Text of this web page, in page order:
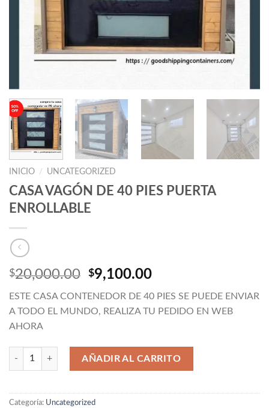
INICIO / UNCATEGORIZED
CASA VAGÓN DE 40 PIES PUERTA
ENROLLABLE
$20,000.00 El
original
era:
$9,100.00El
actual
es:
ESTE CASA CONTENEDOR DE 40 PIES SE PUEDE ENVIAR
A TODO EL MUNDO, REALIZA TU PEDIDO EN WEB
AHORA
Cantidad
AÑADIR AL CARRITO
Categoría: Uncategorized